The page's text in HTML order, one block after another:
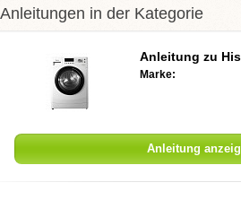
Anleitungen in der Kategorie
Anleitung zu
Marke:
Anleitung